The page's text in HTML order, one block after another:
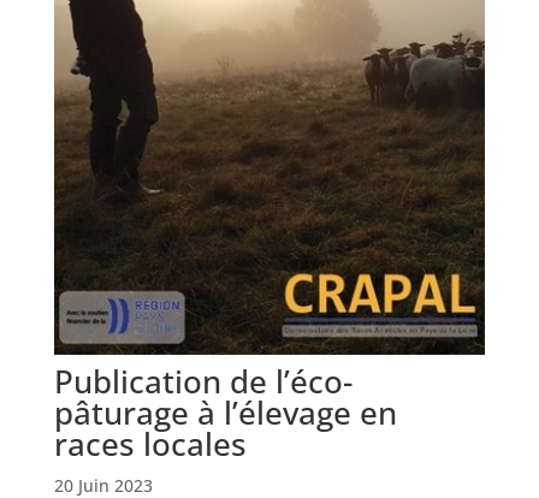
Publication de l’éco-
pâturage à l’élevage en
races locales
20 Juin 2023